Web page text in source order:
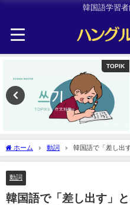
韓国語学習
TOPIK
ホーム 動詞 韓国語で「差し出
動詞
韓国語で「差し出す」